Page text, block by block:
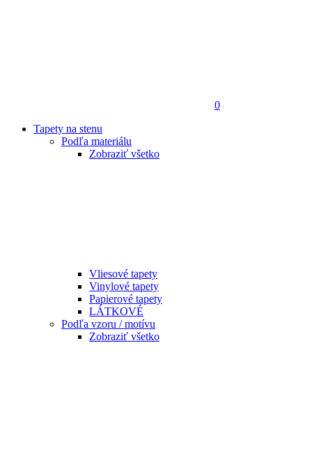
0
Tapety na stenu
Podľa materiálu
Zobraziť všetko
Vliesové tapety
Vinylové tapety
Papierové tapety
LÁTKOVÉ
Podľa vzoru / motívu
Zobraziť všetko